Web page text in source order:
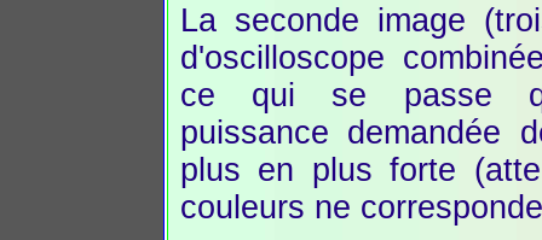
La seconde image
d'oscilloscope
ce qui se passe
puissance demandée
plus en plus forte
couleurs ne